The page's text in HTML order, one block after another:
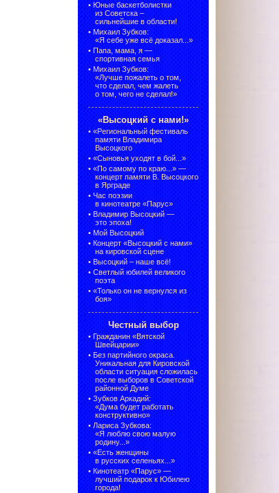
• Юные баскетболистки
из Советска –
сильнейшие в области!
• Михаил Зубков:
«Я себе уже всё доказал...»
• Папа, мама, я —
спортивная семья
• Михаил Зубков:
«Лучше пожалеть о том,
что сделал, чем жалеть
о том, чего не сделал!»
«Высоцкий с нами!»
• «Региональный фестиваль
памяти Владимира
Высоцкого
• «Сыновья уходят в бой...»
• «По самому по краю...» —
концерт памяти В. Высоцкого
в Ярграде
• Час поэзии
в кинотеатре «Парус»
• Владимир Высоцкий —
это эпоха!
• Мой Высоцкий
• Концерт «Высоцкий с нами»
на кировской сцене
• Высоцкий – наше всё!
• Светлый юбилей великого
поэта
• «Только он не вернулся из
боя»
Честный выбор
• Гражданин «Вятской
Швейцарии»
• Без партийного окраса.
Уникальная для Кировской
области ситуация сложилась
после выборов в Советской
районной Думе
• Зубков Аркадий:
«Дума будет работать
конструктивно»
• Лариса Зубкова:
«Я люблю свою малую
родину...»
• «Есть женщины
в русских селеньях...»
• Кинотеатр «Парус» —
лучший подарок к Юбилею
города!